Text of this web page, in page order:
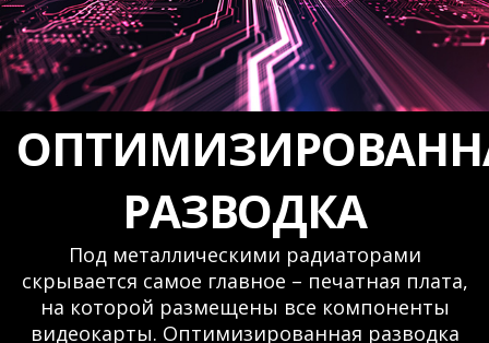
РАЗВОДКА
Под металлическими радиаторами
скрывается самое главное – печатная плата,
на которой размещены все компоненты
видеокарты. Оптимизированная разводка